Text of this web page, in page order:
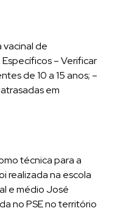
de
– Verificar
de 10 a 15 anos; –
em
técnica para a
realizada na escola
e médio José
no PSE no território